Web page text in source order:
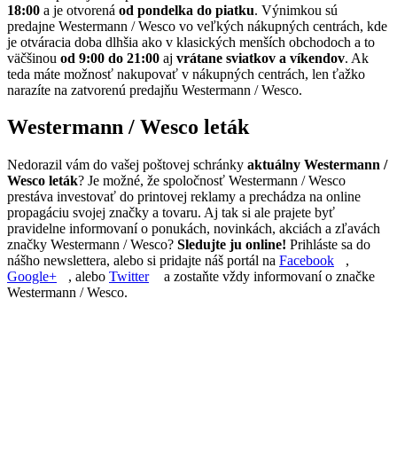
18:00 a je otvorená od pondelka do piatku. Výnimkou sú
predajne Westermann / Wesco vo veľkých nákupných centrách, kde
je otváracia doba dlhšia ako v klasických menších obchodoch a to
väčšinou od 9:00 do 21:00 aj vrátane sviatkov a víkendov. Ak
teda máte možnosť nakupovať v nákupných centrách, len ťažko
narazíte na zatvorenú predajňu Westermann / Wesco.
Westermann / Wesco leták
Nedorazil vám do vašej poštovej schránky aktuálny Westermann /
Wesco leták? Je možné, že spoločnosť Westermann / Wesco
prestáva investovať do printovej reklamy a prechádza na online
propagáciu svojej značky a tovaru. Aj tak si ale prajete byť
pravidelne informovaní o ponukách, novinkách, akciách a zľavách
značky Westermann / Wesco? Sledujte ju online! Prihláste sa do
nášho newslettera, alebo si pridajte náš portál na Facebook
,
Google+
, alebo Twitter
a zostaňte vždy informovaní o značke
Westermann / Wesco.